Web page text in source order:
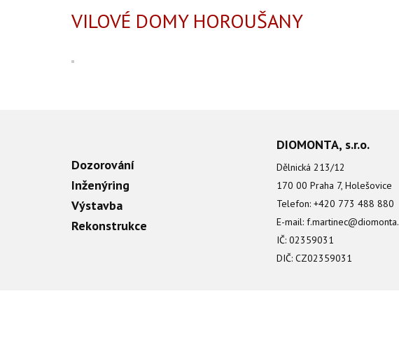
VILOVÉ DOMY HOROUŠANY
Dozorování
Inženýring
Výstavba
Rekonstrukce
DIOMONTA, s.r.o.
Dělnická 213/12
170 00 Praha 7, Holešovice
Telefon: +420 773 488 880
E-mail:
IČ: 02359031
DIČ: CZ02359031